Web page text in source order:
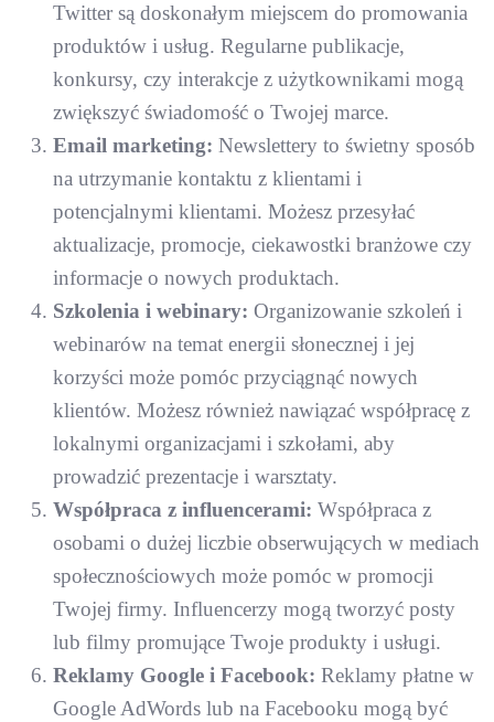
Twitter są doskonałym miejscem do promowania
produktów i usług. Regularne publikacje,
konkursy, czy interakcje z użytkownikami mogą
zwiększyć świadomość o Twojej marce.
Email marketing: Newslettery to świetny sposób
na utrzymanie kontaktu z klientami i
potencjalnymi klientami. Możesz przesyłać
aktualizacje, promocje, ciekawostki branżowe czy
informacje o nowych produktach.
Szkolenia i webinary: Organizowanie szkoleń i
webinarów na temat energii słonecznej i jej
korzyści może pomóc przyciągnąć nowych
klientów. Możesz również nawiązać współpracę z
lokalnymi organizacjami i szkołami, aby
prowadzić prezentacje i warsztaty.
Współpraca z influencerami: Współpraca z
osobami o dużej liczbie obserwujących w mediach
społecznościowych może pomóc w promocji
Twojej firmy. Influencerzy mogą tworzyć posty
lub filmy promujące Twoje produkty i usługi.
Reklamy Google i Facebook: Reklamy płatne w
Google AdWords lub na Facebooku mogą być